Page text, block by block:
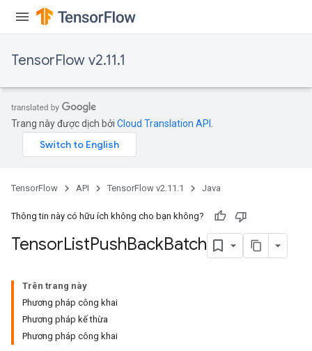
TensorFlow v2.11.1
Trang này được dịch bởi Cloud Translation API
TensorFlow API TensorFlow v2.11.1 Java
Thông tin này có hữu ích không cho bạn không?
TensorListPushBackBatch
Trên trang này
Phương pháp công khai
Phương pháp kế thừa
Phương pháp công khai